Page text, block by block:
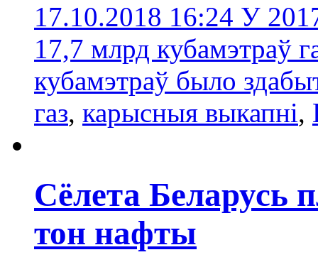
17.10.2018 16:24 У
17,7 млрд кубамэтраў
кубамэтраў было
газ, карысныя выкапні,
Сёлета Беларусь
тон нафты